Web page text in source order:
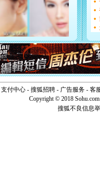
如意,快
[元旦]
看
断电。
你是我
[元旦]
起；二是
离。水晶
[元旦]当
泣，这痛
[春节]
风
颜！冬去
道一声平
支付中心- 搜狐招聘- 广告服务- 客
Copyright © 2018
搜狐不良信息